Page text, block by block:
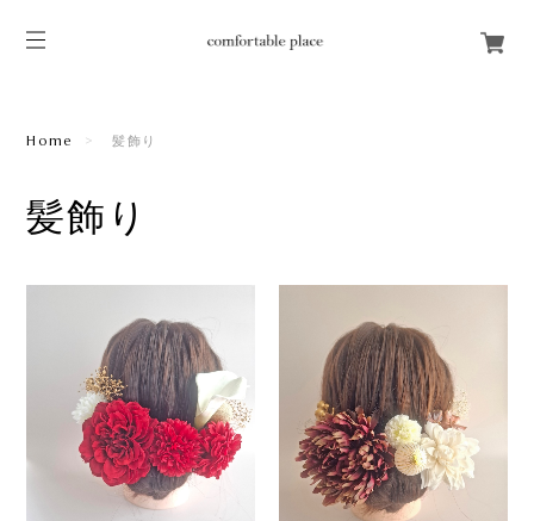
Home 髪飾り
髪飾り